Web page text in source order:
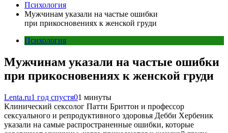
Психология
Мужчинам указали на частые ошибки
при прикосновениях к женской груди
Психология
Мужчинам указали на частые ошибки
при прикосновениях к женской груди
Lenta.ru1 год спустя01 минуты
Клинический сексолог Патти Бриттон и профессор
сексуального и репродуктивного здоровья Дебби Хербеник
указали на самые распространенные ошибки, которые